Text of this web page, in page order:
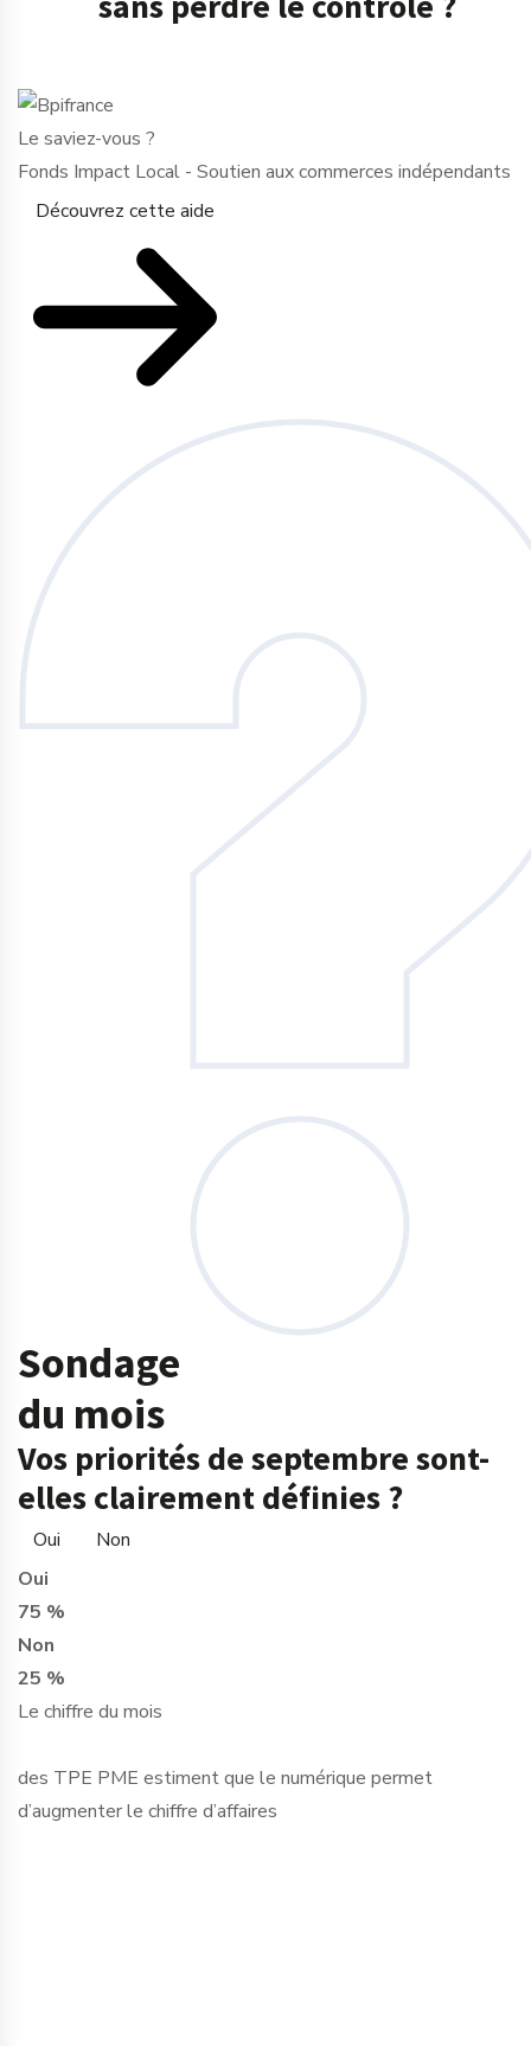
Le saviez-vous ?
Fonds Impact Local - Soutien aux commerces indépendants
Découvrez cette aide
Sondage
du mois
Vos priorités de septembre sont-
elles clairement définies ?
Oui
Non
Oui
75 %
Non
25 %
Le chiffre du mois
des TPE PME estiment que le numérique permet
d’augmenter le chiffre d’affaires